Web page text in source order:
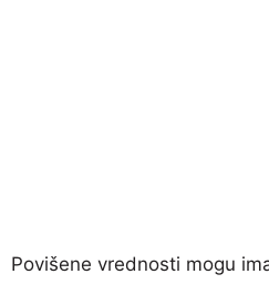
Povišene vrednosti mogu